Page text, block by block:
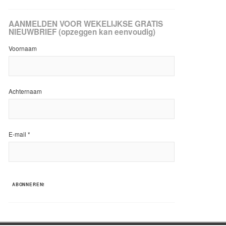
AANMELDEN VOOR WEKELIJKSE GRATIS
NIEUWBRIEF (opzeggen kan eenvoudig)
Voornaam
Achternaam
E-mail *